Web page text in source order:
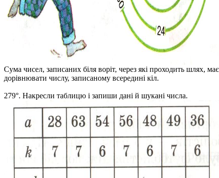
Сума чисел, записаних біля воріт, через які проходить шлях, має
дорівнювати числу, записаному всередині кіл.
279°. Накресли таблицю і запиши дані й шукані числа.